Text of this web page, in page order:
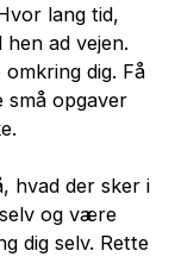
lang tid,
ad vejen.
dig. Få
små opgaver
hvad der sker i
og være
dig selv. Rette